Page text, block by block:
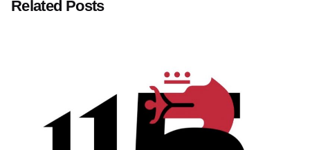
Related Posts